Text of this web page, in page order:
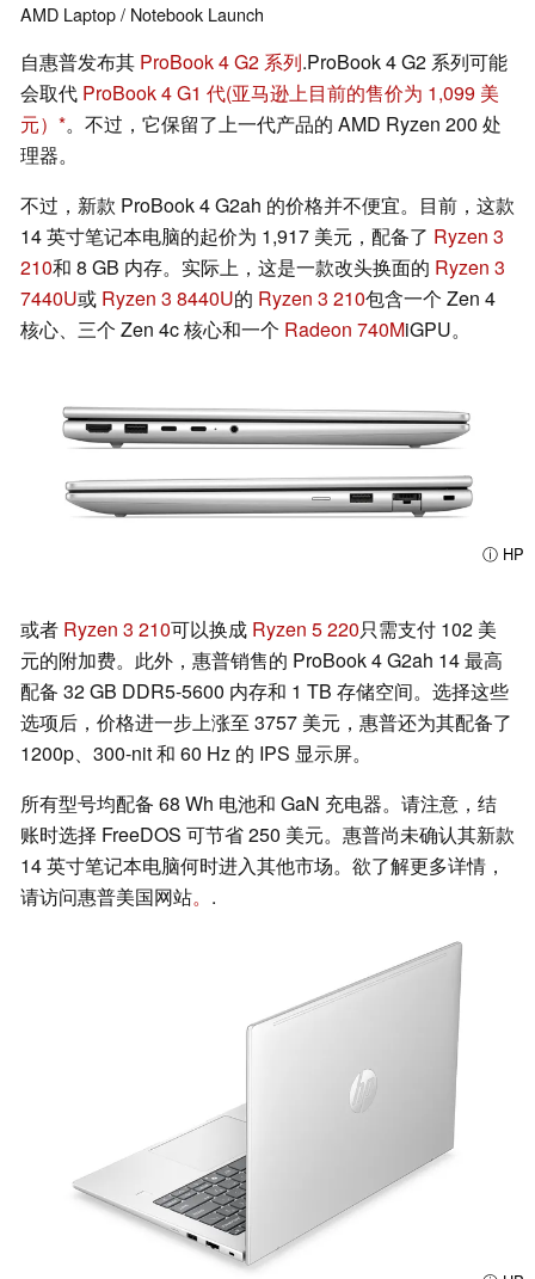
AMD Laptop / Notebook Launch
自惠普发布其 ProBook 4 G2 系列.ProBook 4 G2 系列可能
会取代 ProBook 4 G1 代(亚马逊上目前的售价为 1,099 美
元）
。不过，它保留了上一代产品的 AMD Ryzen 200 处
理器。
不过，新款 ProBook 4 G2ah 的价格并不便宜。目前，这款
14 英寸笔记本电脑的起价为 1,917 美元，配备了 Ryzen 3
210和 8 GB 内存。实际上，这是一款改头换面的 Ryzen 3
7440U或 Ryzen 3 8440U的 Ryzen 3 210包含一个 Zen 4
核心、三个 Zen 4c 核心和一个 Radeon 740MiGPU。
ⓘ HP
或者 Ryzen 3 210可以换成 Ryzen 5 220只需支付 102 美
元的附加费。此外，惠普销售的 ProBook 4 G2ah 14 最高
配备 32 GB DDR5-5600 内存和 1 TB 存储空间。选择这些
选项后，价格进一步上涨至 3757 美元，惠普还为其配备了
1200p、300-nit 和 60 Hz 的 IPS 显示屏。
所有型号均配备 68 Wh 电池和 GaN 充电器。请注意，结
账时选择 FreeDOS 可节省 250 美元。惠普尚未确认其新款
14 英寸笔记本电脑何时进入其他市场。欲了解更多详情，
请访问惠普美国网站。 .